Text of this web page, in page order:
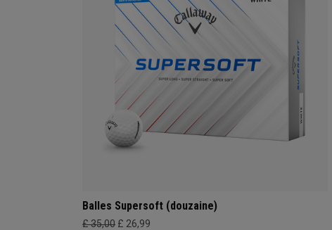
Balles Supersoft (douzaine)
£ 35,00 £ 26,99